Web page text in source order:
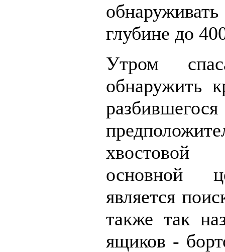
глубине до
Утром
обнаружить
хвостовой
основной
является
также так
ящиков -